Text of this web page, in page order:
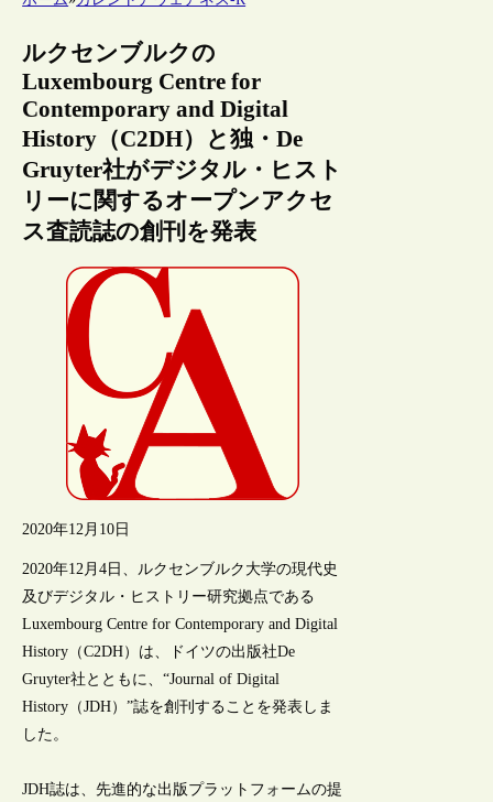
ルクセンブルクの
Luxembourg Centre for
Contemporary and Digital
History（C2DH）と独・De
Gruyter社がデジタル・ヒスト
リーに関するオープンアクセ
ス査読誌の創刊を発表
2020年12月10日
2020年12月4日、ルクセンブルク大学の現代史
及びデジタル・ヒストリー研究拠点である
Luxembourg Centre for Contemporary and Digital
History（C2DH）は、ドイツの出版社De
Gruyter社とともに、“Journal of Digital
History（JDH）”誌を創刊することを発表しま
した。
JDH誌は、先進的な出版プラットフォームの提